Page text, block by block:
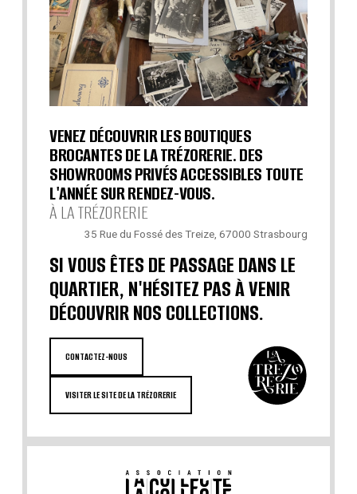
VENEZ DÉCOUVRIR LES BOUTIQUES
BROCANTES DE LA TRÉZORERIE. DES
SHOWROOMS PRIVÉS ACCESSIBLES TOUTE
L'ANNÉE SUR RENDEZ-VOUS.
À LA TRÉZORERIE
35 Rue du Fossé des Treize, 67000 Strasbourg
SI VOUS ÊTES DE PASSAGE DANS LE
QUARTIER, N'HÉSITEZ PAS À VENIR
DÉCOUVRIR NOS COLLECTIONS.
CONTACTEZ-NOUS
VISITER LE SITE DE LA TRÉZORERIE